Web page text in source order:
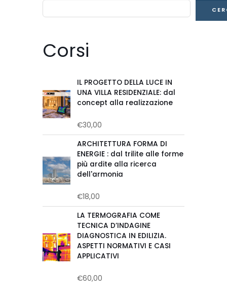
Corsi
IL PROGETTO DELLA LUCE IN
UNA VILLA RESIDENZIALE: dal
concept alla realizzazione
Valutato
su
5
€30,00
ARCHITETTURA FORMA DI
ENERGIE : dal trilite alle forme
più ardite alla ricerca
dell'armonia
Valutato
su
5
€18,00
LA TERMOGRAFIA COME
TECNICA D’INDAGINE
DIAGNOSTICA IN EDILIZIA.
ASPETTI NORMATIVI E CASI
APPLICATIVI
Valutato
€60,00